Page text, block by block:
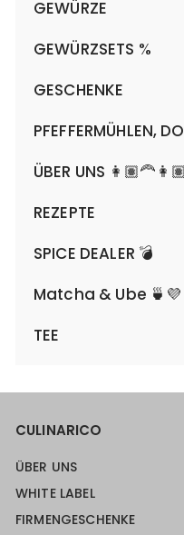
GEWÜRZE
Expand
submenu
GEWÜRZSETS %
Expand
submenu
GESCHENKE
Expand
submenu
PFEFFERMÜHLEN,
Expand
submenu
ÜBER UNS 👩🏽‍🦰👩🏽
REZEPTE
SPICE DEALER 💣
Matcha & Ube 🍵💜
TEE
CULINARICO
ÜBER UNS
WHITE LABEL
FIRMENGESCHENKE